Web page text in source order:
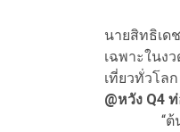
นายสิทธิเด
เฉพาะในง
เที่ยวทั่วโล
@หวัง Q4
“ต้นทุนน้